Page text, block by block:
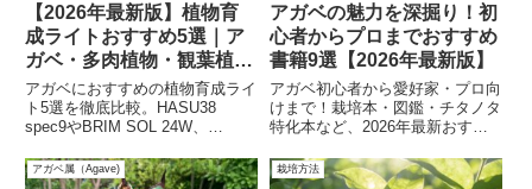
【2026年最新版】植物育
成ライトおすすめ5選｜ア
ガベ・多肉植物・観葉植物
に本当におすすめなのはこ
れ！
アガベにおすすめの植物育成ライ
ト5選を徹底比較。HASU38
spec9やBRIM SOL 24W、
デルの特徴や選び方、光量の目安
を解説。徒長を防ぎ、締まった株
アガベの魅力を深掘り！初
心者からプロまでおすすめ
書籍9選【2026年最新版】
アガベ初心者から愛好家・プロ向
けまで！栽培本・図鑑・チタノタ
特化本など、2026年最新おすす
アガベ属（Agave) 栽培方法